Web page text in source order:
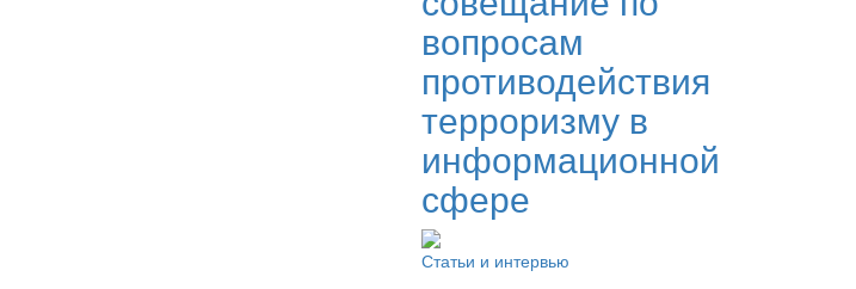
вопросам
противодействия
терроризму в
информационной
сфере
Статьи и интервью